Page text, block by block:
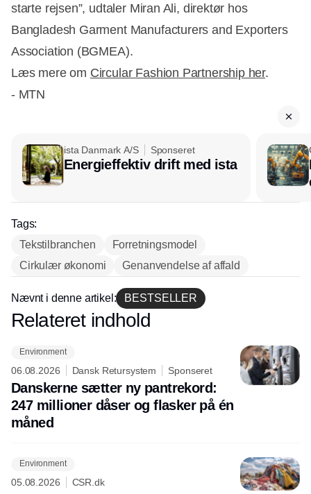
starte rejsen”, udtaler Miran Ali, direktør hos
Bangladesh Garment Manufacturers and Exporters
Association (BGMEA).
Læs mere om Circular Fashion Partnership her.
- MTN
ista Danmark A/S Sponseret
Energieffektiv drift med ista
Tags:
Tekstilbranchen
Forretningsmodel
Cirkulær økonomi
Genanvendelse af affald
Nævnt i denne artikel: BESTSELLER
Annonce
Relateret indhold
Environment
06.08.2026 Dansk Retursystem Sponseret
Danskerne sætter ny pantrekord:
247 millioner dåser og flasker på én
måned
Environment
05.08.2026 CSR.dk